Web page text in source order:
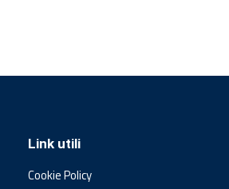
Link utili
Cookie Policy